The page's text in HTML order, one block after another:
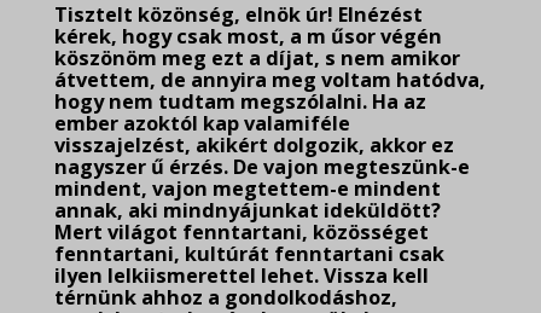
Tisztelt közönség, elnök úr! Elnézést
kérek, hogy csak most, a m űsor végén
köszönöm meg ezt a díjat, s nem amikor
átvettem, de annyira meg voltam hatódva,
hogy nem tudtam megszólalni. Ha az
ember azoktól kap valamiféle
visszajelzést, akikért dolgozik, akkor ez
nagyszer ű érzés. De vajon megteszünk-e
mindent, vajon megtettem-e mindent
annak, aki mindnyájunkat ideküldött?
Mert világot fenntartani, közösséget
fenntartani, kultúrát fenntartani csak
ilyen lelkiismerettel lehet. Vissza kell
térnünk ahhoz a gondolkodáshoz,